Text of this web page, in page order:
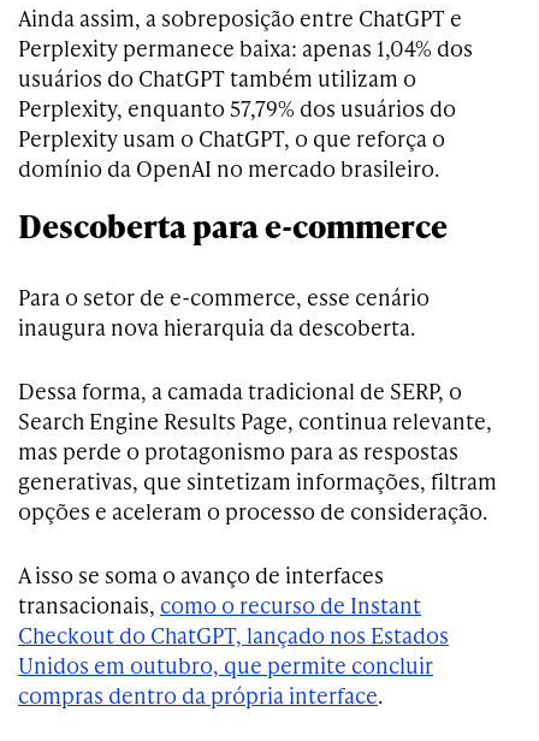
Ainda assim, a sobreposição entre ChatGPT e
Perplexity permanece baixa: apenas 1,04% dos
usuários do ChatGPT também utilizam o
Perplexity, enquanto 57,79% dos usuários do
Perplexity usam o ChatGPT, o que reforça o
domínio da OpenAI no mercado brasileiro.
Descoberta para e-commerce
Para o setor de e-commerce, esse cenário
inaugura nova hierarquia da descoberta.
Dessa forma, a camada tradicional de SERP, o
Search Engine Results Page, continua relevante,
mas perde o protagonismo para as respostas
generativas, que sintetizam informações, filtram
opções e aceleram o processo de consideração.
A isso se soma o avanço de interfaces
transacionais, como o recurso de Instant
Checkout do ChatGPT, lançado nos Estados
Unidos em outubro, que permite concluir
compras dentro da própria interface.